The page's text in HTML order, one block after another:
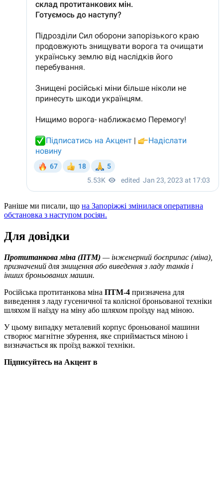
Раніше ми писали, що на Запоріжжі змінилася оперативна
обстановка з наступом росіян.
Для довідки
Протитанкова міна (ПТМ) — інженерний боєприпас (міна),
призначений для знищення або виведення з ладу танків і
інших броньованих машин.
Російська протитанкова міна ПТМ-4 призначена для
виведення з ладу гусеничної та колісної броньованої техніки
шляхом її наїзду на міну або шляхом проїзду над міною.
У цьому випадку металевий корпус броньованої машини
створює магнітне збурення, яке сприймається міною і
визначається як проїзд важкої техніки.
Підписуйтесь на Акцент в